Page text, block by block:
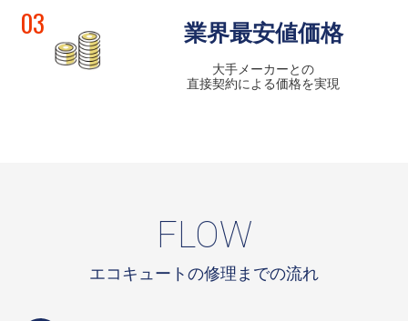
03 業界最安値価格
大手メーカーとの
直接契約による価格を実現
FLOW
エコキュートの修理までの流れ